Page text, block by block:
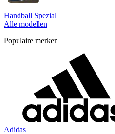
Handball Spezial
Alle modellen
Populaire merken
Adidas